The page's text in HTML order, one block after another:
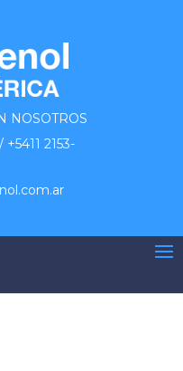
NOSOTROS
+5411 2153-